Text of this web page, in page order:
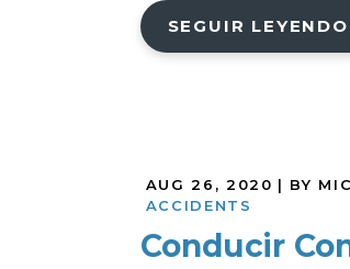
SEGUIR LEYENDO
AUG 26, 2020 | BY
ACCIDENTS
Conducir